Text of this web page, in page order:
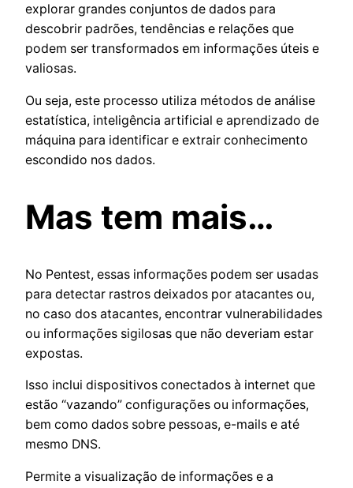
explorar grandes conjuntos de dados para
descobrir padrões, tendências e relações que
podem ser transformados em informações úteis e
valiosas.
Ou seja, este processo utiliza métodos de análise
estatística, inteligência artificial e aprendizado de
máquina para identificar e extrair conhecimento
escondido nos dados.
Mas tem mais…
No Pentest, essas informações podem ser usadas
para detectar rastros deixados por atacantes ou,
no caso dos atacantes, encontrar vulnerabilidades
ou informações sigilosas que não deveriam estar
expostas.
Isso inclui dispositivos conectados à internet que
estão “vazando” configurações ou informações,
bem como dados sobre pessoas, e-mails e até
mesmo DNS.
Permite a visualização de informações e a